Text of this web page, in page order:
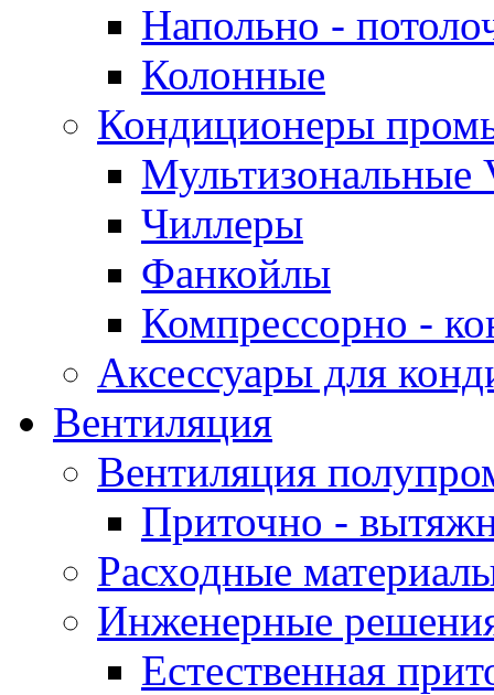
Напольно -
Колонные
Кондиционеры
Мультизональные
Чиллеры
Фанкойлы
Компрессорно -
Аксессуары для
Вентиляция
Вентиляция
Приточно -
Расходные
Инженерные
Естественная